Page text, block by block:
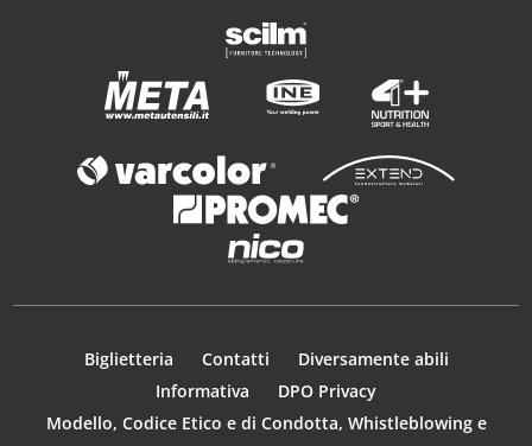
Biglietteria Contatti
Diversamente abili
Informativa
DPO Privacy
Modello, Codice Etico e di Condotta, Whistleblowing e